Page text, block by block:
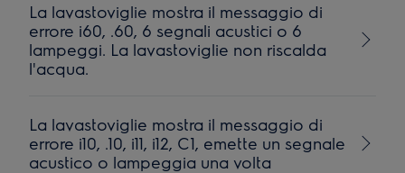
La lavastoviglie mostra il messaggio di
errore i60, .60, 6 segnali acustici o 6
lampeggi. La lavastoviglie non riscalda
l'acqua.
La lavastoviglie mostra il messaggio di
errore i10, .10, i11, i12, C1, emette un segnale
acustico o lampeggia una volta